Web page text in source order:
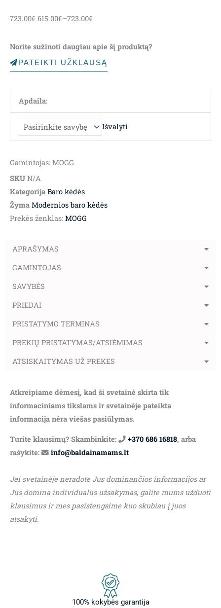
723.00€ 615.00€–723.00€
Norite sužinoti daugiau apie šį produktą?
PATEIKTI UŽKLAUSĄ
Apdaila:
Išvalyti
Gamintojas: MOGG
SKU N/A
Kategorija Baro kėdės
Žyma Modernios baro kėdės
Prekės ženklas: MOGG
APRAŠYMAS
GAMINTOJAS
SAVYBĖS
PRIEDAI
PRISTATYMO TERMINAS
PREKIŲ PRISTATYMAS/ATSIĖMIMAS
ATSISKAITYMAS UŽ PREKES
Atkreipiame dėmesį, kad ši svetainė skirta tik
informaciniams tikslams ir svetainėje pateikta
informacija nėra viešas pasiūlymas.
Turite klausimų? Skambinkite: +370 686 16818, arba
rašykite:
info@baldainamams.lt
Jei svetainėje neradote Jus dominančios informacijos ar
Jus domina individualus užsakymas, galite mums užduoti
klausimus ir mes pasistengsime kuo skubiau į juos
atsakyti.
100% kokybės garantija